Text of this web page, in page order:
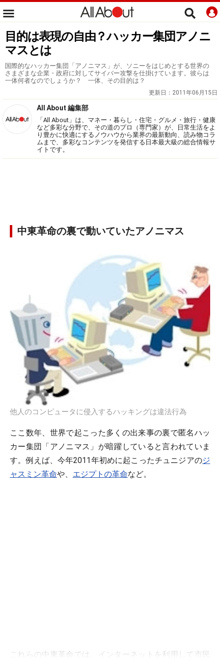
目的は表現の自由？ハッカー集団アノニ
マスとは
国際的なハッカー集団「アノニマス」が、ソニーをはじめとする世界の
さまざまな企業・政府に対してサイバー攻撃を仕掛けています。彼らは
一体何者なのでしょうか？ 一体、その目的は？
更新日： 2011年06月15日
All About 編集部
「All About」は、マネー・暮らし・住宅・グルメ・旅行・健康
など多彩な分野で、その道のプロ（専門家）が、日常生活をよ
り豊かに快適にするノウハウから業界の最新動向、読み物コラ
ムまで、多彩なコンテンツを発信する日本最大級の総合情報サ
イトです。
中東革命の裏で動いていたアノニマス
他人のコンピュータに侵入するハッキングは違法行為
ここ数年、世界で起こった多くの出来事の裏で匿名ハッ
カー集団「アノニマス」が暗躍していると言われていま
す。例えば、今年2011年初めに起こったチュニジアのジ
ャスミン革命や、 エジプトの革命など。
これらの中東革命では、インターネットを利用して市民